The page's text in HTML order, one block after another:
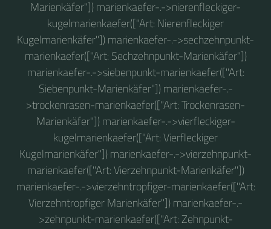
Marienkäfer"]) marienkaefer-.->nierenfleckiger-
kugelmarienkaefer(["Art: Nierenfleckiger
Kugelmarienkäfer"]) marienkaefer-.->sechzehnpunkt-
marienkaefer(["Art: Sechzehnpunkt-Marienkäfer"])
marienkaefer-.->siebenpunkt-marienkaefer(["Art:
Siebenpunkt-Marienkäfer"]) marienkaefer-.-
>trockenrasen-marienkaefer(["Art: Trockenrasen-
Marienkäfer"]) marienkaefer-.->vierfleckiger-
kugelmarienkaefer(["Art: Vierfleckiger
Kugelmarienkäfer"]) marienkaefer-.->vierzehnpunkt-
marienkaefer(["Art: Vierzehnpunkt-Marienkäfer"])
marienkaefer-.->vierzehntropfiger-marienkaefer(["Art:
Vierzehntropfiger Marienkäfer"]) marienkaefer-.-
>zehnpunkt-marienkaefer(["Art: Zehnpunkt-